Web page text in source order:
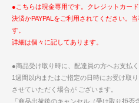
●こちらは現金専用です。クレジットカー
決済かPAYPALをご利用されてください。
す。
詳細は個々に記してあります。
●商品受け取り時に、配達員の方へお支払
1週間以内またはご指定の日時にお受け取
させていただく場合が ございます。
「商品出荷後のキャンセル（受け取り拒